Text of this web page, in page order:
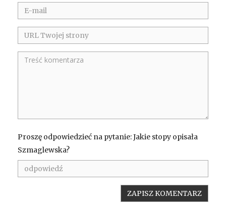
Proszę odpowiedzieć na pytanie: Jakie stopy opisała
Szmaglewska?